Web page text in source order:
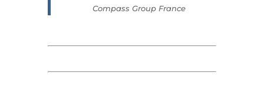
Compass Group France